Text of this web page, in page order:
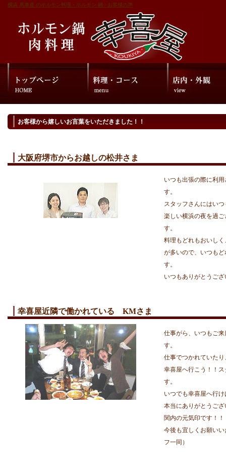
横浜 馬車道 のホルモン料理・ホルモン 鍋 / お客様の声
お客様から嬉しいお言葉をいただきました！！
大阪府堺市からお越しの松井さま
いつも出張の際に利
す。
スタッフさんにはい
楽しい横浜の夜を過
す。
料理もどれもおいし
が多いので、いつも
す。
いつもありがとうご
幸喜屋近隣で働かれている KMさま
仕事がら、いつもご
す。
仕事でつかれていた
幸喜屋へ行こう！！
す。
いつでも幸喜屋へ行
本当にありがとうござ
関内の元気印です！！
今後も宜しくお願い
フ一同）